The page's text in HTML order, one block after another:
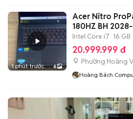
1 phút trước 6
Acer Nitro
180HZ BH
Intel Core i7 16 GB
20.999.999 đ
Phường Hoàng
Hoàng Bách